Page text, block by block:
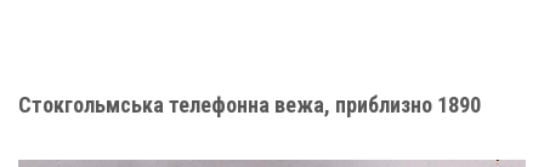
Стокгольмська телефонна вежа, приблизно 1890